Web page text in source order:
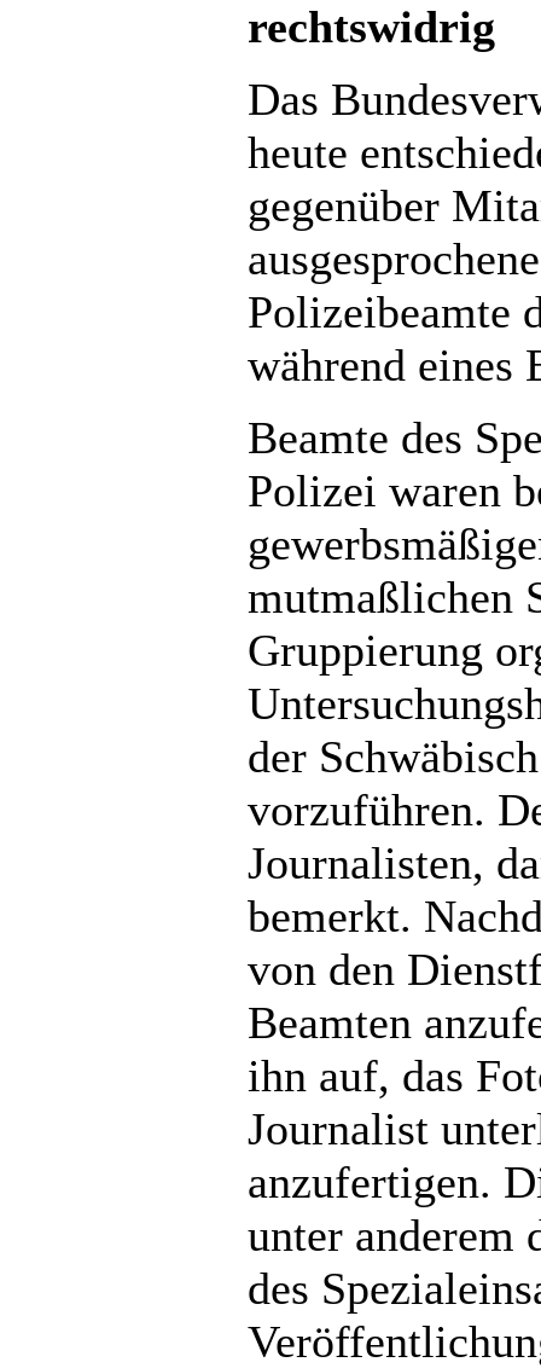
rechtswidrig
Das
heute
gegenüber
Polizeibeamte
während eines
Beamte des
Polizei waren
mutmaßlichen
Gruppierung
der
vorzuführen.
Journalisten,
bemerkt.
von den
Beamten
ihn auf, das
Journalist
anzufertigen.
unter anderem
des